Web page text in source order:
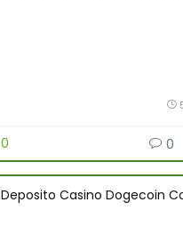
0 0
Deposito Casino Dogecoin